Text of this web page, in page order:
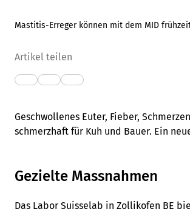
Mastitis-Erreger können mit dem MID
Artikel teilen
Geschwollenes Euter, Fieber,
schmerzhaft für Kuh und Bauer. Ein
Gezielte Massnahmen
Das Labor Suisselab in Zollikofen BE